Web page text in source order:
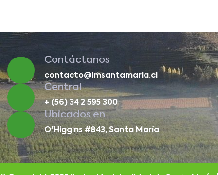
Contáctanos
contacto@imsantamaria.cl
Central
+ (56) 34 2 595 300
Ubicados en
O'Higgins #843, Santa María